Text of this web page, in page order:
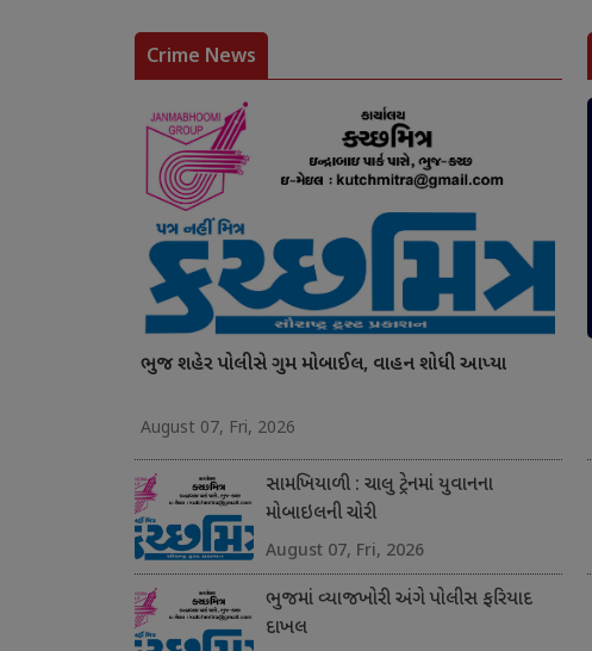
Crime News
ભુજ શહેર પોલીસે ગુમ મોબાઈલ, વાહન શોધી આપ્યા
August 07, Fri, 2026
સામખિયાળી : ચાલુ ટ્રેનમાં યુવાનના
મોબાઇલની ચોરી
August 07, Fri, 2026
ભુજમાં વ્યાજખોરી અંગે પોલીસ ફરિયાદ
દાખલ